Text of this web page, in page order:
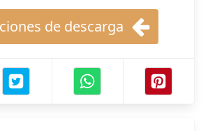
de descarga